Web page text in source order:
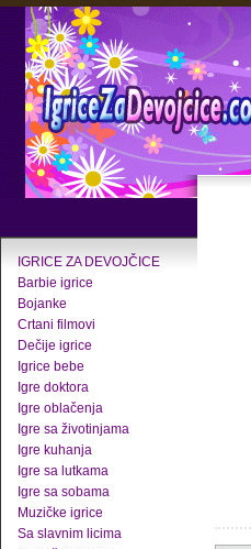
IGRICE ZA DEVOJČICE
Barbie igrice
Bojanke
Crtani filmovi
Dečije igrice
Igrice bebe
Igre doktora
Igre oblačenja
Igre sa životinjama
Igre kuhanja
Igre sa lutkama
Igre sa sobama
Muzičke igrice
Sa slavnim licima